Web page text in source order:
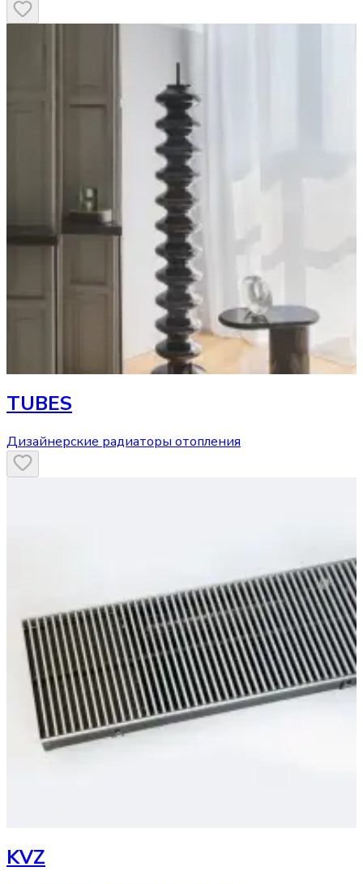
TUBES
Дизайнерские радиаторы отопления
KVZ